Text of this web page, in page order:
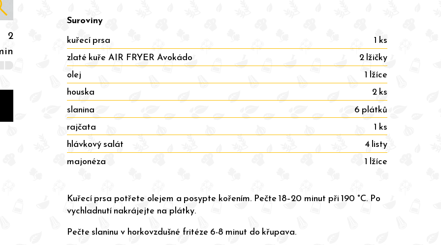
2
Suroviny
kuřecí prsa
1 ks
zlaté kuře AIR FRYER Avokádo
2 lžičky
olej
1 lžíce
houska
2 ks
slanina
6 plátků
rajčata
1 ks
hlávkový salát
4 listy
majonéza
1 lžíce
Kuřecí prsa potřete olejem a posypte kořením. Pečte 18–20 minut při 190 °C. Po
vychladnutí nakrájejte na plátky.
Pečte slaninu v horkovzdušné fritéze 6-8 minut do křupava.